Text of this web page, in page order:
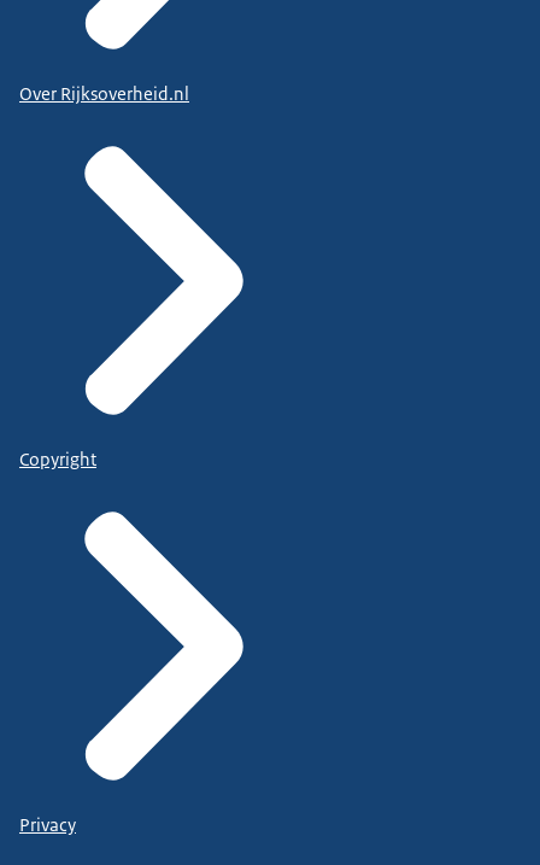
Over Rijksoverheid.nl
Copyright
Privacy